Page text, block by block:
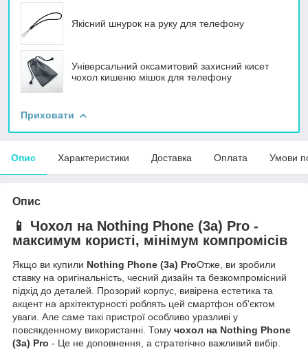
Якісний шнурок на руку для телефону
Універсальний оксамитовий захисний кисет
чохол кишеню мішок для телефону
Приховати
Опис Характеристики Доставка Оплата Умови
Опис
📱 Чохол на Nothing Phone (3a) Pro -
максимум користі, мінімум компромісів
Якщо ви купили Nothing Phone (3a) ProОтже, ви зробили
ставку на оригінальність, чесний дизайн та безкомпромісний
підхід до деталей. Прозорий корпус, вивірена естетика та
акцент на архітектурності роблять цей смартфон об'єктом
уваги. Але саме такі пристрої особливо уразливі у
повсякденному використанні. Тому чохол на Nothing Phone
(3a) Pro - Це не доповнення, а стратегічно важливий вибір.